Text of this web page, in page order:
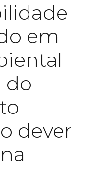
em
do
dever